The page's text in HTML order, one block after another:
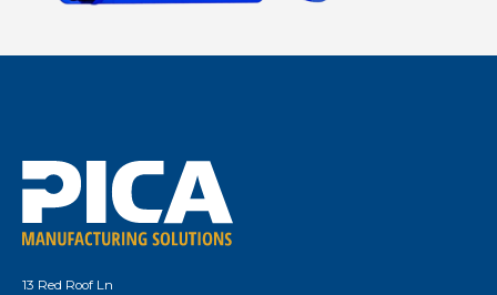
13 Red Roof Ln